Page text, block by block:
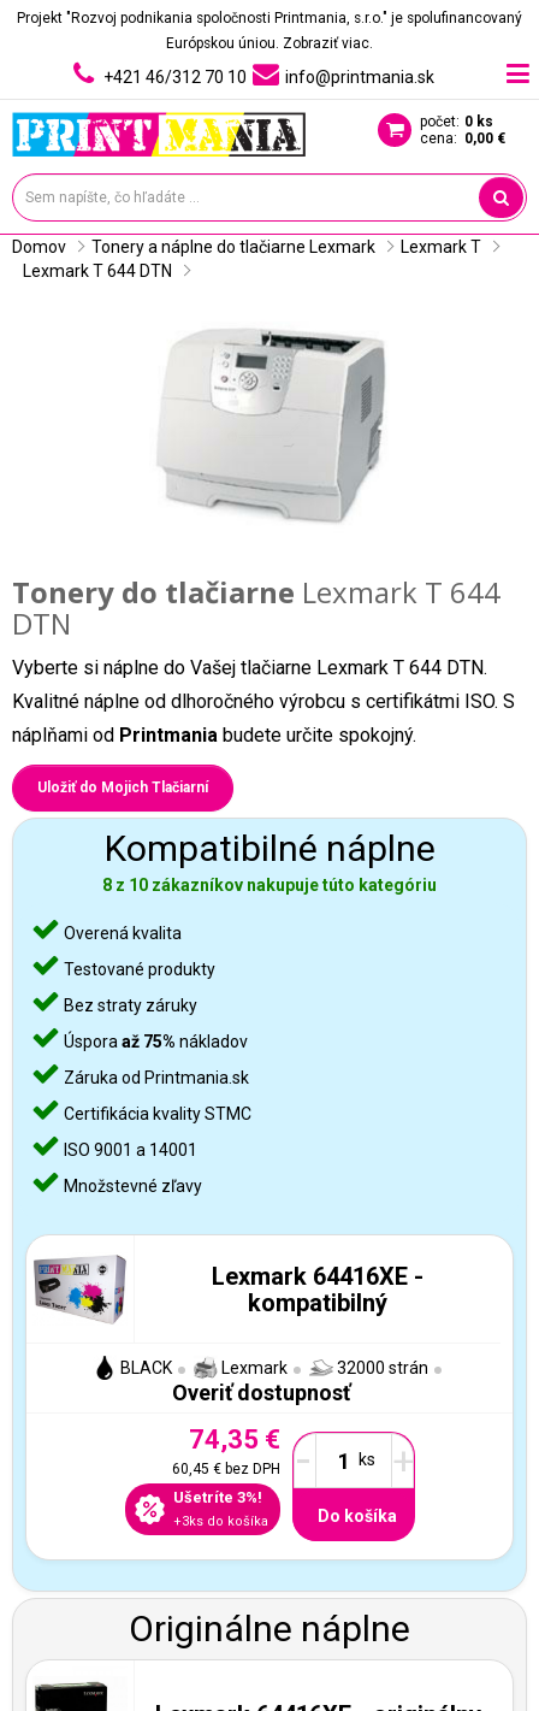
Projekt "Rozvoj podnikania spoločnosti Printmania, s.r.o." je spolufinancovaný
Európskou úniou. Zobraziť viac.
+421 46/312 70 10 info@printmania.sk
počet: 0 ks
cena: 0,00 €
Domov Tonery a náplne do tlačiarne Lexmark
Lexmark T
Lexmark T 644 DTN
Tonery do tlačiarne Lexmark T 644
DTN
Vyberte si náplne do Vašej tlačiarne Lexmark T 644 DTN.
Kvalitné náplne od dlhoročného výrobcu s certifikátmi ISO. S
náplňami od Printmania budete určite spokojný.
Uložiť do Mojich Tlačiarní
Kompatibilné náplne
8 z 10 zákazníkov nakupuje túto kategóriu
Overená kvalita
Testované produkty
Bez straty záruky
Úspora až 75% nákladov
Záruka od Printmania.sk
Certifikácia kvality STMC
ISO 9001 a 14001
Množstevné zľavy
Lexmark 64416XE -
kompatibilný
BLACK Lexmark 32000 strán
Overiť dostupnosť
74,35 €
60,45 €bez DPH
Ušetríte 3%!
+3ks do košíka
- +
Do košíka
Originálne náplne